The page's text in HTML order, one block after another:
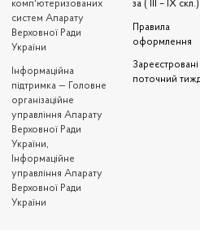
комп'ютеризованих
систем Апарату
Верховної Ради
України
Iнформаційна
підтримка — Головне
організаційне
управління Апарату
Верховної Ради
України,
Інформаційне
управління Апарату
Верховної Ради
України
за ( III – IX скл.)
Правила
оформлення
Зареєстровані
поточний